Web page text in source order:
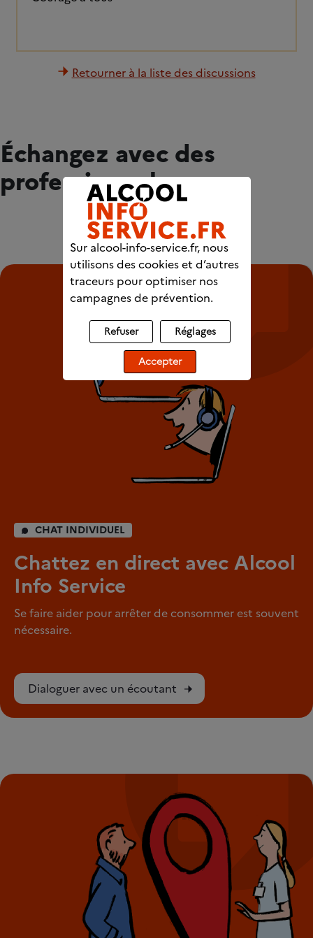
Retourner à la liste des discussions
Échangez avec des
professionnels
CHAT INDIVIDUEL
Chattez en direct avec Alcool
Info Service
Se faire aider pour arrêter de consommer est souvent
nécessaire.
Dialoguer avec un écoutant
Sur alcool-info-service.fr, nous
utilisons des cookies et d’autres
traceurs pour optimiser nos
campagnes de prévention.
Refuser Réglages
Accepter